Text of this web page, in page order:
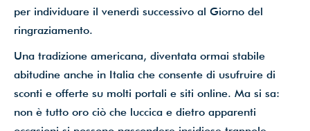
per individuare il venerdì successivo al Giorno del
ringraziamento.
Una tradizione americana, diventata ormai stabile
abitudine anche in Italia che consente di usufruire di
sconti e offerte su molti portali e siti online. Ma si sa:
non è tutto oro ciò che luccica e dietro apparenti